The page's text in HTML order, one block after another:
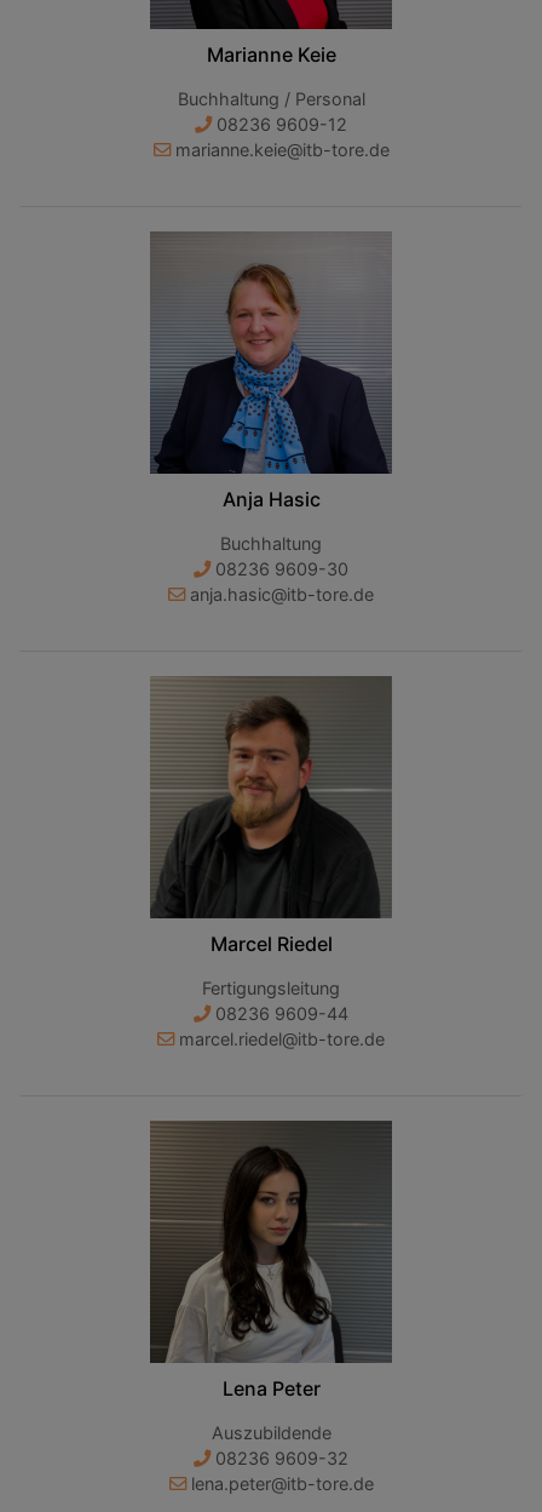
Marianne Keie
Buchhaltung / Personal
08236 9609-12
marianne.keie@itb-tore.de
Anja Hasic
Buchhaltung
08236 9609-30
anja.hasic@itb-tore.de
Marcel Riedel
Fertigungsleitung
08236 9609-44
marcel.riedel@itb-tore.de
Lena Peter
Auszubildende
08236 9609-32
lena.peter@itb-tore.de